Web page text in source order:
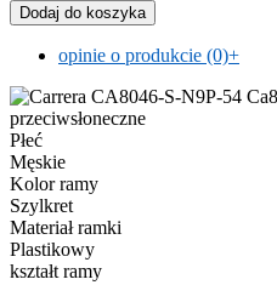
opinie o produkcie (0)+
Płeć
Męskie
Kolor ramy
Szylkret
Materiał ramki
Plastikowy
kształt ramy